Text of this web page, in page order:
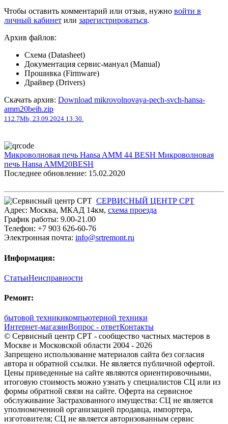
Чтобы оставить комментарий или отзыв, нужно войти в
личный кабинет или зарегистрироваться.
Архив файлов:
Схема (Datasheet)
Документация сервис-мануал (Manual)
Прошивка (Firmware)
Драйвер (Drivers)
Скачать архив: Download mikrovolnovaya-pech-svch-hansa-
amm20beih.zip
112.7Mb, 23.09.2024 13:30.
Микроволновая печь Hansa AMM 44 BESH Микроволновая
печь Hansa AMM20BESH
Последнее обновление: 15.02.2020
СЕРВИСНЫЙ ЦЕНТР СРТ
Адрес: Москва, МКАД 14км, cхема проезда
График работы: 9.00-21.00
Телефон: +7 903 626-60-76
Электронная почта: info@srtremont.ru
Информация:
СтатьиНеисправности
Ремонт:
бытовой техникикомпьютерной техники
Интернет-магазинВопрос - ответКонтакты
© Сервисный центр СРТ - сообщество частных мастеров в
Москве и Московской области 2004 - 2026
Запрещено использование материалов сайта без согласия
автора и обратной ссылки. Не является публичной офертой.
Цены приведенные на сайте являются ориентировочными,
итоговую стоимость можно узнать у специалистов СЦ или из
формы обратной связи на сайте. Оферта на сервисное
обслуживание Застрахованного имущества: СЦ не является
уполномоченной организацией продавца, импортера,
изготовителя; СЦ не является авторизованным сервис